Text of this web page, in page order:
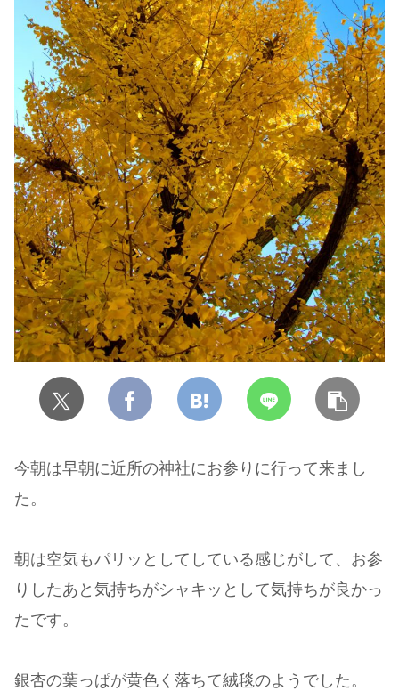
今朝は早朝に近所の神社にお参りに行って来まし
た。
朝は空気もパリッとしてしている感じがして、お参
りしたあと気持ちがシャキッとして気持ちが良かっ
たです。
銀杏の葉っぱが黄色く落ちて絨毯のようでした。